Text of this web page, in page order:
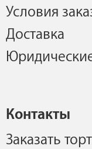
Условия
Доставка
Контакты
Заказать торт